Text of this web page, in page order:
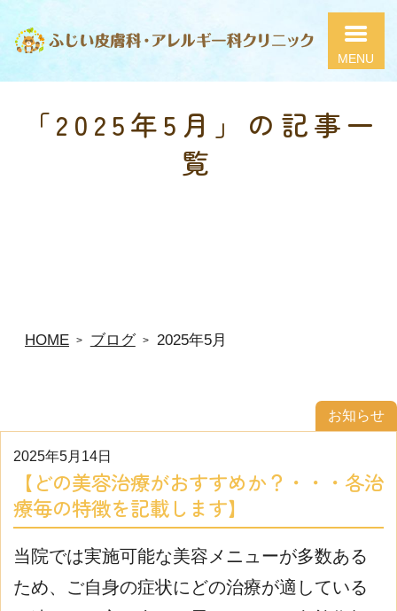
「2025年5月」の記事一
覧
HOME ブログ 2025年5月
お知らせ
2025年5月14日
【どの美容治療がおすすめか？・・・各治
療毎の特徴を記載します】
当院では実施可能な美容メニューが多数ある
ため、ご自身の症状にどの治療が適している